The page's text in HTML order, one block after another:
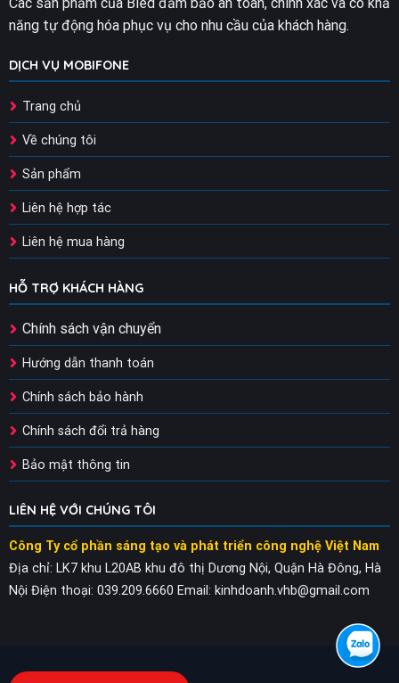
năng tự động hóa phục vụ cho nhu cầu của khách hàng.
DỊCH VỤ MOBIFONE
Trang chủ
Về chúng tôi
Sản phẩm
Liên hệ hợp tác
Liên hệ mua hàng
HỖ TRỢ KHÁCH HÀNG
Chính sách vận chuyển
Hướng dẫn thanh toán
Chính sách bảo hành
Chính sách đổi trả hàng
Bảo mật thông tin
LIÊN HỆ VỚI CHÚNG TÔI
Công Ty cổ phần sáng tạo và phát triển công nghệ Việt Nam
Địa chỉ: LK7 khu L20AB khu đô thị Dương Nội, Quận Hà Đông, Hà
Nội Điện thoại: 039.209.6660 Email: kinhdoanh.vhb@gmail.com